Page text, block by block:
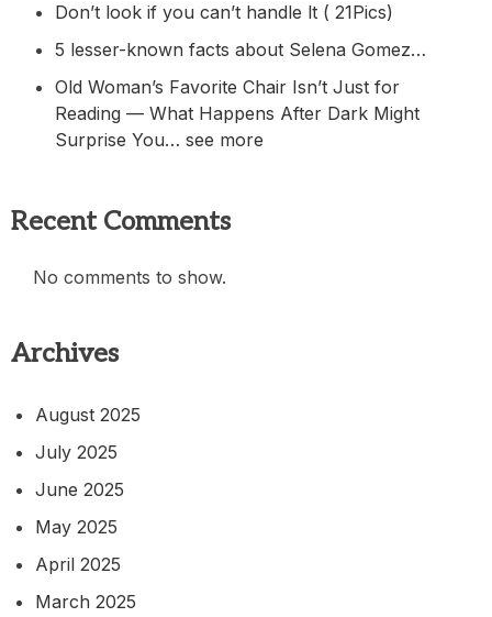
Don’t look if you can’t handle lt ( 21Pics)
5 lesser-known facts about Selena Gomez…
Old Woman’s Favorite Chair Isn’t Just for
Reading — What Happens After Dark Might
Surprise You… see more
Recent Comments
No comments to show.
Archives
August 2025
July 2025
June 2025
May 2025
April 2025
March 2025